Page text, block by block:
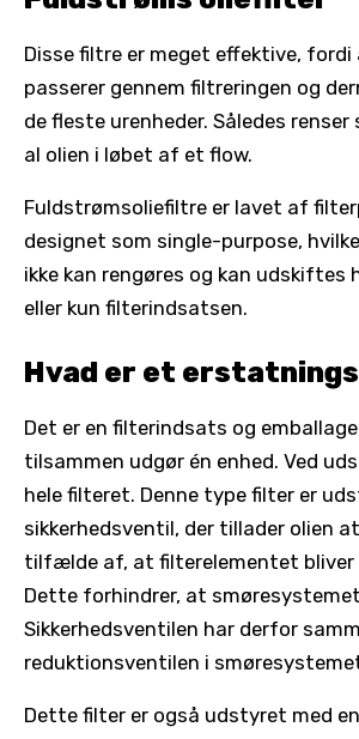
Disse filtre er meget effektive,
passerer gennem filtreringen og
de fleste urenheder. Således
al olien i løbet af et flow.
Fuldstrømsoliefiltre er lavet af
designet som single-purpose,
ikke kan rengøres og kan udskiftes
eller kun filterindsatsen.
Hvad er et
Det er en filterindsats og
tilsammen udgør én enhed. Ved
hele filteret. Denne type filter er
sikkerhedsventil, der tillader olien
tilfælde af, at filterelementet
Dette forhindrer, at
Sikkerhedsventilen har derfor
reduktionsventilen i
Dette filter er også udstyret med en